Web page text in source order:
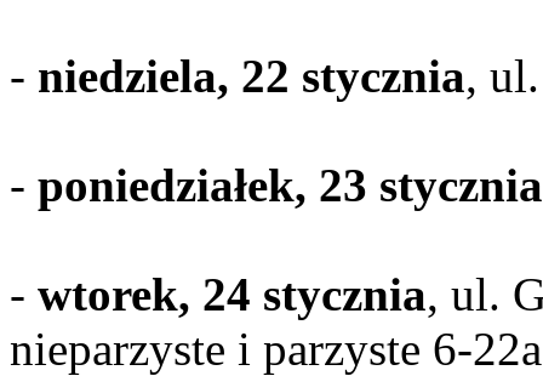
- niedziela, 22 stycznia,
- poniedziałek, 23 stycznia
- wtorek, 24 stycznia, ul.
nieparzyste i parzyste 6-22a